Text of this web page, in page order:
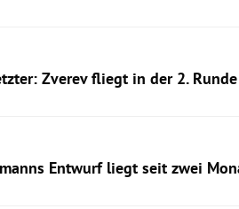
Zverev fliegt in der 2.
Entwurf liegt seit zwei